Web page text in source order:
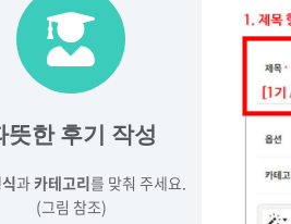
뜻한 후기 작성
과카테고리를 맞춰 주세요.
(그림 참조)